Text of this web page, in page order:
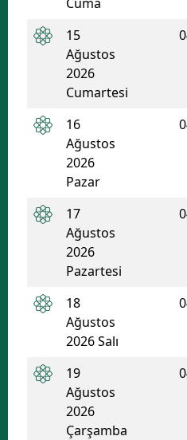
15
Ağustos
2026
Cumartesi
16
Ağustos
2026
Pazar
17
Ağustos
2026
Pazartesi
18
Ağustos
2026 Salı
19
Ağustos
2026
Çarşamba